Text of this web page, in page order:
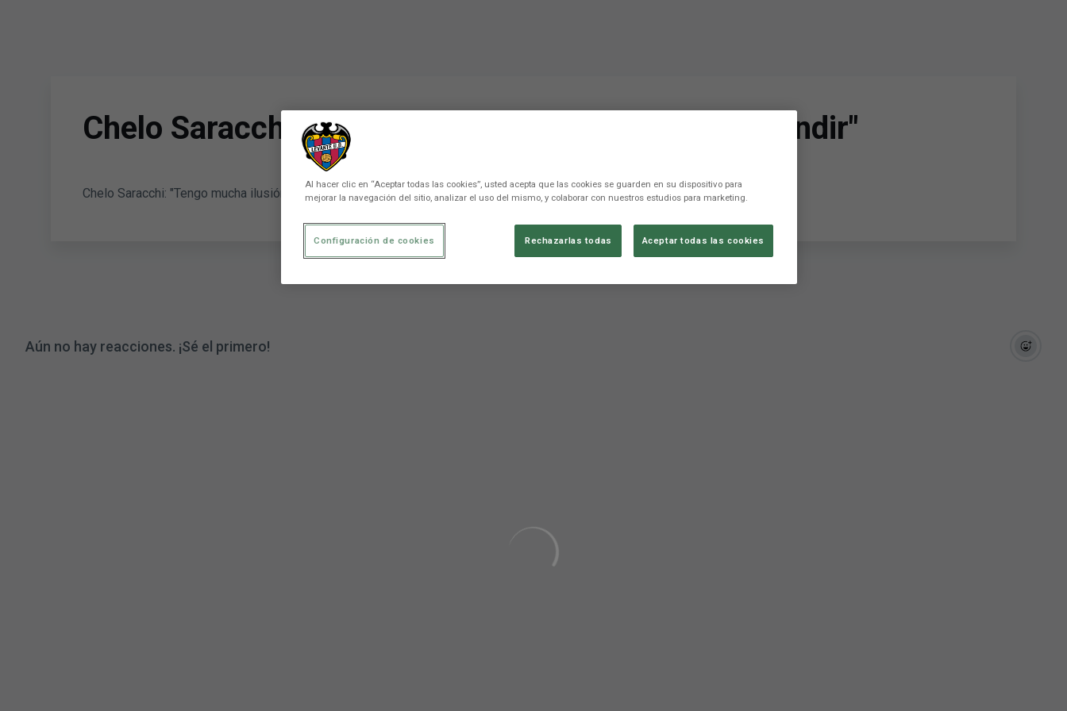
Chelo Saracchi: "Tengo mucha ilusión de jugar y rendir"
Chelo Saracchi: "Tengo mucha ilusión de jugar y rendir"
Aún no hay reacciones. ¡Sé el primero!
Al hacer clic en “Aceptar todas las cookies”, usted acepta que las cookies se guarden en su dispositivo para
mejorar la navegación del sitio, analizar el uso del mismo, y colaborar con nuestros estudios para marketing.
Rechazarlas todas Aceptar todas las cookies
Configuración de cookies